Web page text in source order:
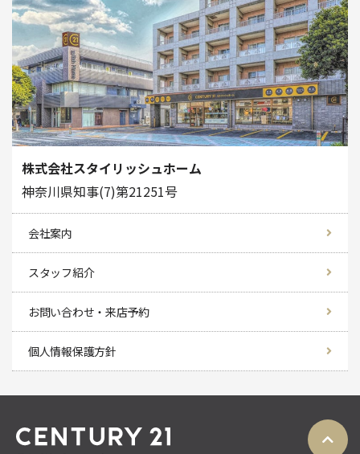
株式会社スタイリッシュホーム
神奈川県知事(7)第21251号
会社案内
スタッフ紹介
お問い合わせ・来店予約
個人情報保護方針